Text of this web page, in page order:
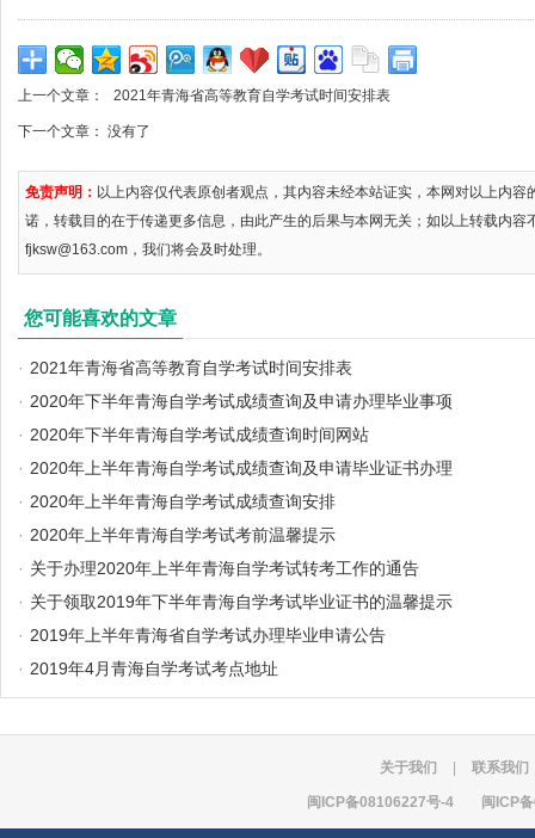
上一个文章： 2021年青海省高等教育自学考试时间安排表
下一个文章： 没有了
免责声明： 以上内容仅代表原创者观点，其内容未经本站证实，本网对以上内
诺，转载目的在于传递更多信息，由此产生的后果与本网无关；如以上转载内容
fjksw@163.com，我们将会及时处理。
您可能喜欢的文章
· 2021年青海省高等教育自学考试时间安排表
· 2020年下半年青海自学考试成绩查询及申请办理毕业事项
· 2020年下半年青海自学考试成绩查询时间网站
· 2020年上半年青海自学考试成绩查询及申请毕业证书办理
· 2020年上半年青海自学考试成绩查询安排
· 2020年上半年青海自学考试考前温馨提示
· 关于办理2020年上半年青海自学考试转考工作的通告
· 关于领取2019年下半年青海自学考试毕业证书的温馨提示
· 2019年上半年青海省自学考试办理毕业申请公告
· 2019年4月青海自学考试考点地址
关于我们 联系我们
闽ICP备08106227号-4 闽ICP